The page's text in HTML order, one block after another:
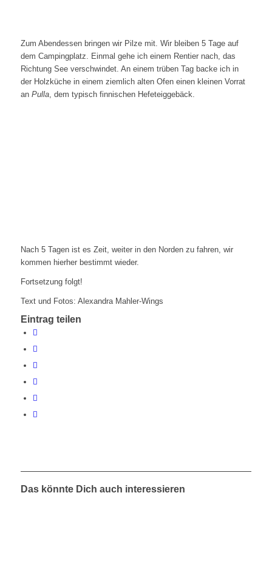
Zum Abendessen bringen wir Pilze mit. Wir bleiben 5 Tage auf
dem Campingplatz. Einmal gehe ich einem Rentier nach, das
Richtung See verschwindet. An einem trüben Tag backe ich in
der Holzküche in einem ziemlich alten Ofen einen kleinen Vorrat
an Pulla, dem typisch finnischen Hefeteiggebäck.
Nach 5 Tagen ist es Zeit, weiter in den Norden zu fahren, wir
kommen hierher bestimmt wieder.
Fortsetzung folgt!
Text und Fotos: Alexandra Mahler-Wings
Eintrag teilen
Das könnte Dich auch interessieren